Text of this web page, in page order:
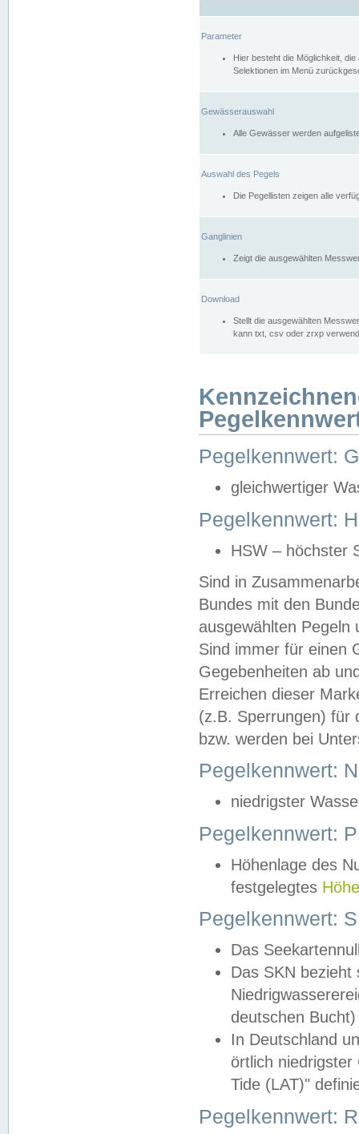
Parameter
Hier besteht die Möglichkeit,
Selektionen im Menü
Gewässerauswahl
Alle Gewässer werden
Auswahl des Pegels
Die Pegellisten zeigen alle
Ganglinien
Zeigt die ausgewählten
Download
Stellt die ausgewählten
kann txt, csv oder zrxp
Pegelkennwert:
gleichwertiger
Pegelkennwert:
HSW – höchster
Sind in
Bundes mit den
ausgewählten
Sind immer für einen
Gegebenheiten ab
Erreichen dieser
(z.B. Sperrungen) für
bzw. werden bei
Pegelkennwert:
niedrigster
Pegelkennwert:
Höhenlage des
festgelegtes
Pegelkennwert:
Das
Das SKN
deutschen
In Deutschland
örtlich
Tide (LAT)"
Pegelkennwert: